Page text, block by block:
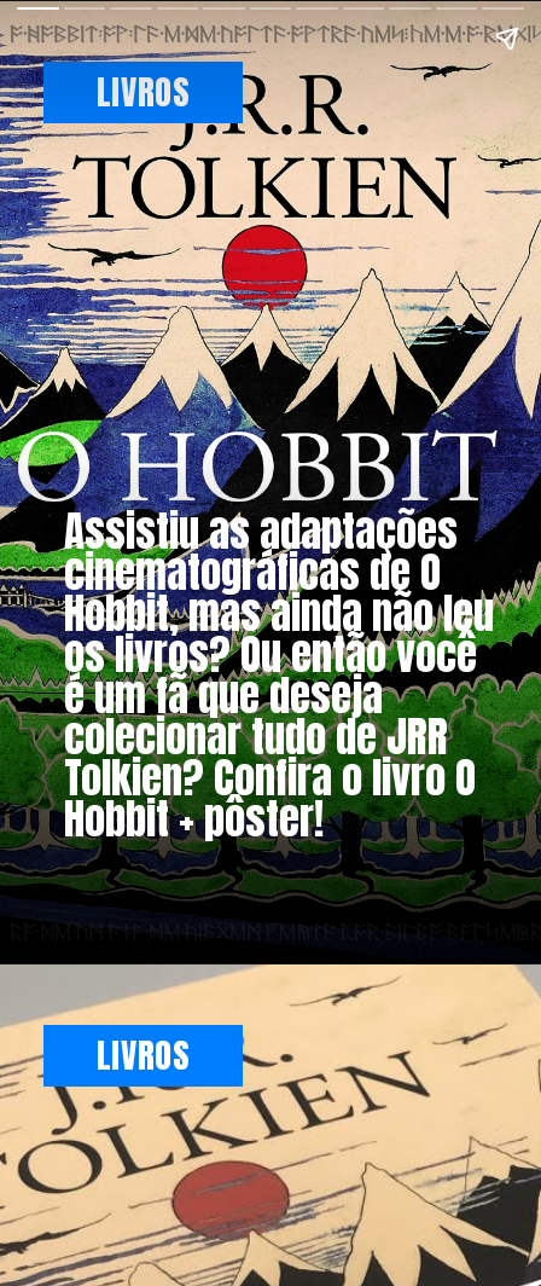
Assistiu as adaptações
cinematográficas de O
Hobbit, mas ainda não leu
os livros? Ou então você
é um fã que deseja
colecionar tudo de JRR
Tolkien? Confira o livro O
Hobbit + pôster!
LIVROS
LIVROS